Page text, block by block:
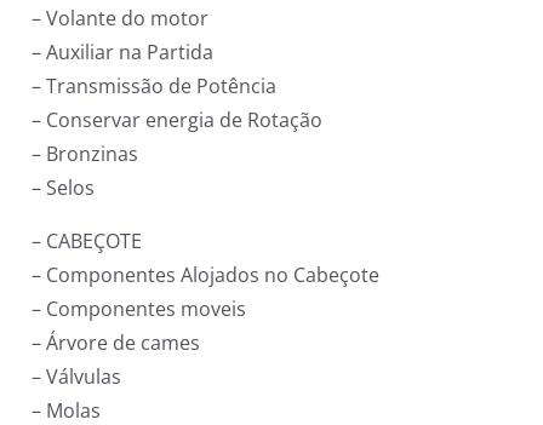
– Volante do motor
– Auxiliar na Partida
– Transmissão de Potência
– Conservar energia de Rotação
– Bronzinas
– Selos
– CABEÇOTE
– Componentes Alojados no Cabeçote
– Componentes moveis
– Árvore de cames
– Válvulas
– Molas